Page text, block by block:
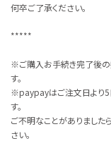
何卒ご了承ください。
*****
※ご購入お手続き完了後の
す。
※paypayはご注文日より5
す。
ご不明なことがありまし
さい。